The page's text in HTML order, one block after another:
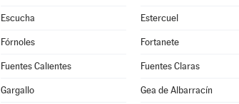
Escucha Estercuel
Fórnoles Fortanete
Fuentes Calientes Fuentes Claras
Gargallo Gea de Albarracín